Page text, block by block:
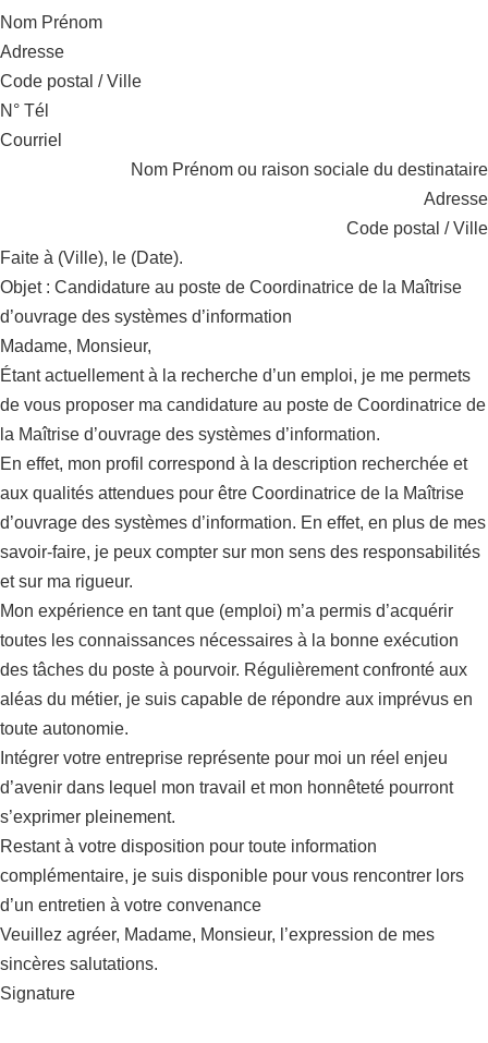
Nom Prénom
Adresse
Code postal / Ville
N° Tél
Courriel
Nom Prénom ou raison sociale du destinataire
Adresse
Code postal / Ville
Faite à (Ville), le (Date).
Objet : Candidature au poste de Coordinatrice de la Maîtrise
d’ouvrage des systèmes d’information
Madame, Monsieur,
Étant actuellement à la recherche d’un emploi, je me permets
de vous proposer ma candidature au poste de Coordinatrice de
la Maîtrise d’ouvrage des systèmes d’information.
En effet, mon profil correspond à la description recherchée et
aux qualités attendues pour être Coordinatrice de la Maîtrise
d’ouvrage des systèmes d’information. En effet, en plus de mes
savoir-faire, je peux compter sur mon sens des responsabilités
et sur ma rigueur.
Mon expérience en tant que (emploi) m’a permis d’acquérir
toutes les connaissances nécessaires à la bonne exécution
des tâches du poste à pourvoir. Régulièrement confronté aux
aléas du métier, je suis capable de répondre aux imprévus en
toute autonomie.
Intégrer votre entreprise représente pour moi un réel enjeu
d’avenir dans lequel mon travail et mon honnêteté pourront
s’exprimer pleinement.
Restant à votre disposition pour toute information
complémentaire, je suis disponible pour vous rencontrer lors
d’un entretien à votre convenance
Veuillez agréer, Madame, Monsieur, l’expression de mes
sincères salutations.
Signature